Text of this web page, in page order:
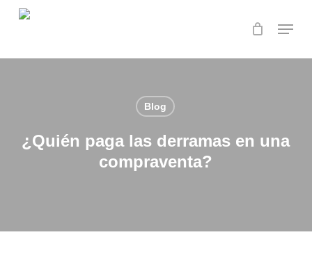
Skip
Menu
Blog
¿Quién paga las derramas en una
compraventa?
Menu